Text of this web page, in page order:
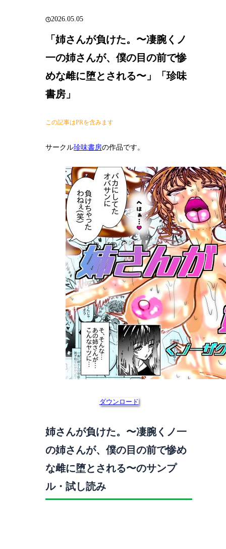
2026.05.05
「姉さんが負けた。〜凄腕くノ
一の姉さんが、僕の目の前で惨
めな雌に堕とされる〜」「珍味
書房」
この記事はPRを含みます
サークル珍味書房の作品です。
ダウンロード
姉さんが負けた。〜凄腕くノ一
の姉さんが、僕の目の前で惨め
な雌に堕とされる〜のサンプ
ル・試し読み